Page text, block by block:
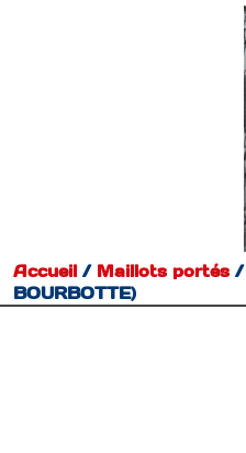
Accueil / Maillots portés/
BOURBOTTE)